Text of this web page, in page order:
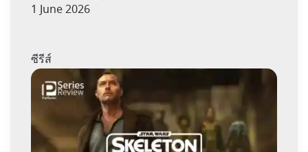
1 June 2026
ซีรีส์